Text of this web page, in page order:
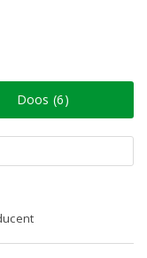
Doos (6)